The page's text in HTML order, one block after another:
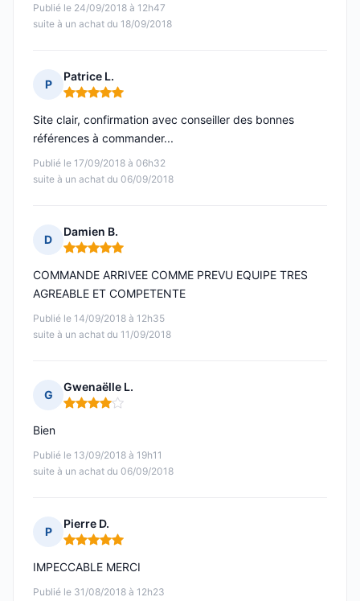
Publié le 24/09/2018 à 12h47
suite à un achat du 18/09/2018
P
Patrice L.
Note : 5 sur 5
Publié le 17/09/2018 à 06h32
suite à un achat du 06/09/2018
Site clair, confirmation avec conseiller des bonnes
références à commander...
D
Damien B.
Note : 5 sur 5
Publié le 14/09/2018 à 12h35
suite à un achat du 11/09/2018
COMMANDE ARRIVEE COMME PREVU EQUIPE TRES
AGREABLE ET COMPETENTE
G
Gwenaëlle L.
Note : 4 sur 5
Publié le 13/09/2018 à 19h11
suite à un achat du 06/09/2018
Bien
P
Pierre D.
Note : 5 sur 5
Publié le 31/08/2018 à 12h23
IMPECCABLE MERCI